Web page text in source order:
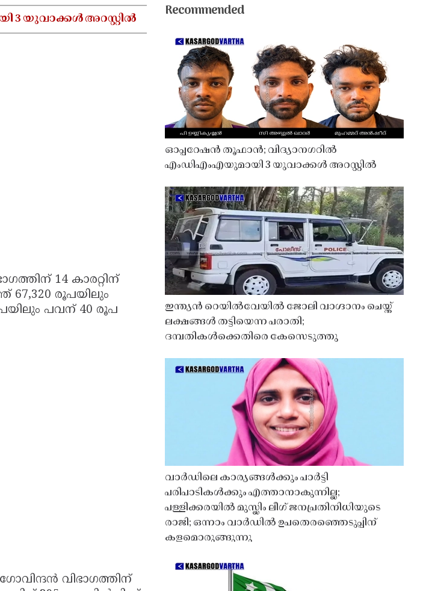
3 യുവാക്കൾ അറസ്റ്റിൽ
14 കാരറ്റിന്
67,320 രൂപയിലും
പവന് 40 രൂപ
വിഭാഗത്തിന്
Recommended
ഓപ്പറേഷൻ തൂഫാൻ; വിദ്യാനഗറിൽ
എംഡിഎംഎയുമായി 3 യുവാക്കൾ അറസ്റ്റിൽ
ഇന്ത്യൻ റെയിൽവേയിൽ ജോലി വാഗ്ദാനം ചെയ്ത്
ലക്ഷങ്ങൾ തട്ടിയെന്ന പരാതി;
ദമ്പതികൾക്കെതിരെ കേസെടുത്തു
വാർഡിലെ കാര്യങ്ങൾക്കും പാർട്ടി
പരിപാടികൾക്കും എത്താനാകുന്നില്ല;
പള്ളിക്കരയിൽ മുസ്ലിം ലീഗ് ജനപ്രതിനിധിയുടെ
രാജി; ഒന്നാം വാർഡിൽ ഉപതെരഞ്ഞെടുപ്പിന്
കളമൊരുങ്ങുന്നു